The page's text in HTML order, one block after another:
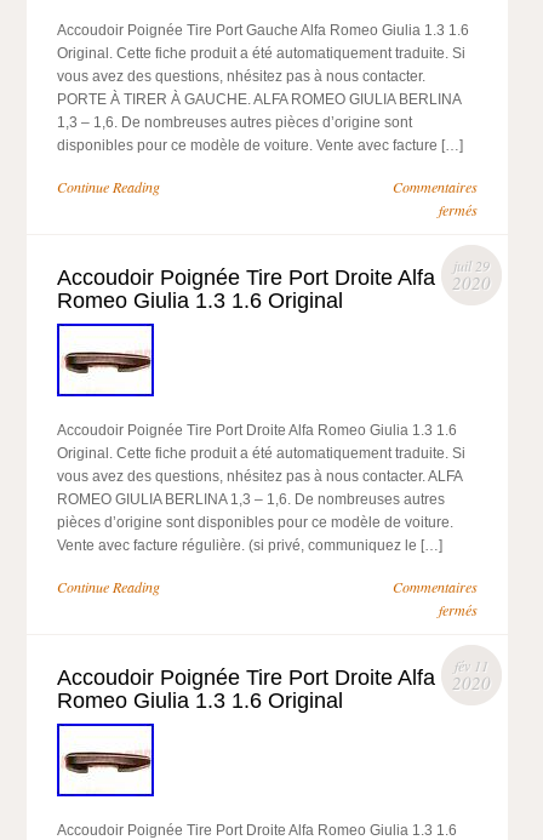
Accoudoir Poignée Tire Port Gauche Alfa Romeo Giulia 1.3 1.6
Original. Cette fiche produit a été automatiquement traduite. Si
vous avez des questions, nhésitez pas à nous contacter.
PORTE À TIRER À GAUCHE. ALFA ROMEO GIULIA BERLINA
1,3 – 1,6. De nombreuses autres pièces d’origine sont
disponibles pour ce modèle de voiture. Vente avec facture […]
Continue Reading
Commentaires
fermés
juil 29
2020
Accoudoir Poignée Tire Port Droite Alfa
Romeo Giulia 1.3 1.6 Original
Accoudoir Poignée Tire Port Droite Alfa Romeo Giulia 1.3 1.6
Original. Cette fiche produit a été automatiquement traduite. Si
vous avez des questions, nhésitez pas à nous contacter. ALFA
ROMEO GIULIA BERLINA 1,3 – 1,6. De nombreuses autres
pièces d’origine sont disponibles pour ce modèle de voiture.
Vente avec facture régulière. (si privé, communiquez le […]
Continue Reading
Commentaires
fermés
fév 11
2020
Accoudoir Poignée Tire Port Droite Alfa
Romeo Giulia 1.3 1.6 Original
Accoudoir Poignée Tire Port Droite Alfa Romeo Giulia 1.3 1.6